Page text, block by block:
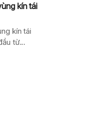
kín tái
kín tái
từ...